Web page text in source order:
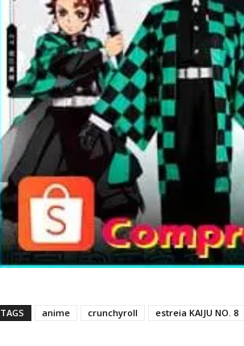
TAGS anime crunchyroll estreia KAIJU NO. 8